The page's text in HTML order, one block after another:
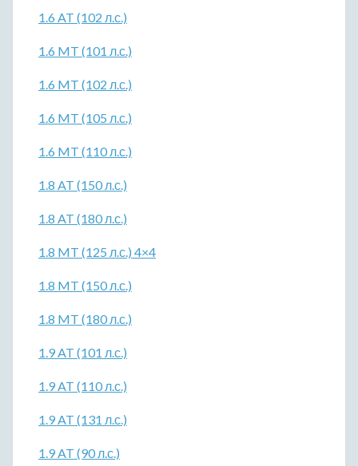
1.6 AT (102 л.с.)
1.6 MT (101 л.с.)
1.6 MT (102 л.с.)
1.6 MT (105 л.с.)
1.6 MT (110 л.с.)
1.8 AT (150 л.с.)
1.8 AT (180 л.с.)
1.8 MT (125 л.с.) 4×4
1.8 MT (150 л.с.)
1.8 MT (180 л.с.)
1.9 AT (101 л.с.)
1.9 AT (110 л.с.)
1.9 AT (131 л.с.)
1.9 AT (90 л.с.)